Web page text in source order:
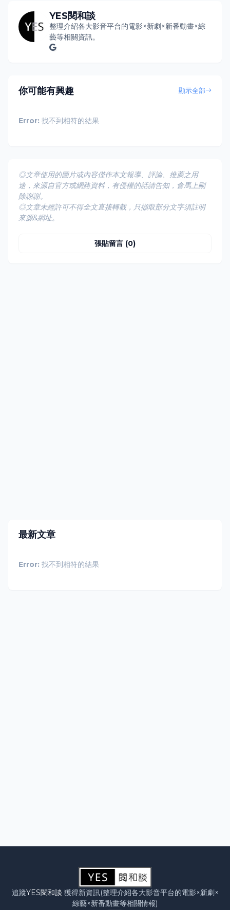
YES閱和談
整理介紹各大影音平台的電影×新劇×新番動畫×綜
藝等相關資訊。
你可能有興趣 顯示全部
Error: 找不到相符的結果
◎文章使用的圖片或內容僅作本文報導、評論、推薦之用
途，來源自官方或網路資料，有侵權的話請告知，會馬上刪
除謝謝。
◎文章未經許可不得全文直接轉載，只擷取部分文字須註明
來源&網址。
張貼留言 (0)
最新文章
Error: 找不到相符的結果
追蹤YES閱和談 獲得新資訊(整理介紹各大影音平台的電影×新劇×
綜藝×新番動畫等相關情報)